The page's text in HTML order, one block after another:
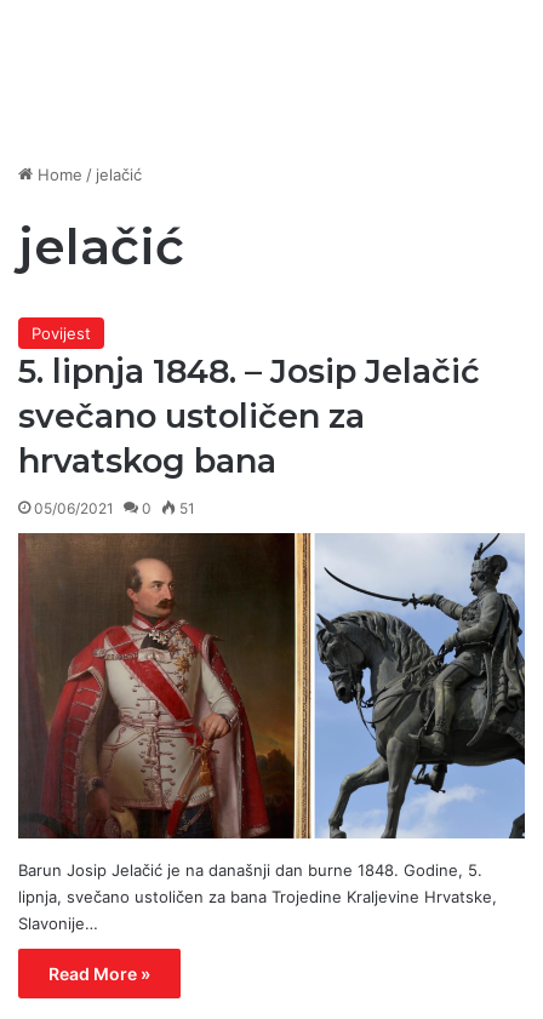
Home / jelačić
jelačić
Povijest
5. lipnja 1848. – Josip Jelačić
svečano ustoličen za
hrvatskog bana
05/06/2021 0 51
Barun Josip Jelačić je na današnji dan burne 1848. Godine, 5.
lipnja, svečano ustoličen za bana Trojedine Kraljevine Hrvatske,
Slavonije…
Read More »